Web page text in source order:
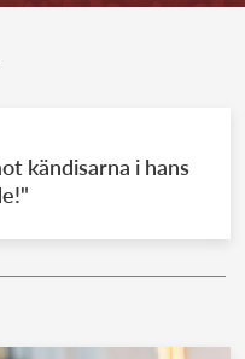
kändisarna i hans